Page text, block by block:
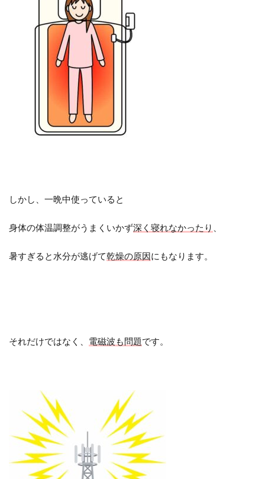
しかし、一晩中使っていると
身体の体温調整がうまくいかず深く寝れなかったり
暑すぎると水分が逃げて乾燥の原因にもなります。
それだけではなく、 電磁波も問題です。